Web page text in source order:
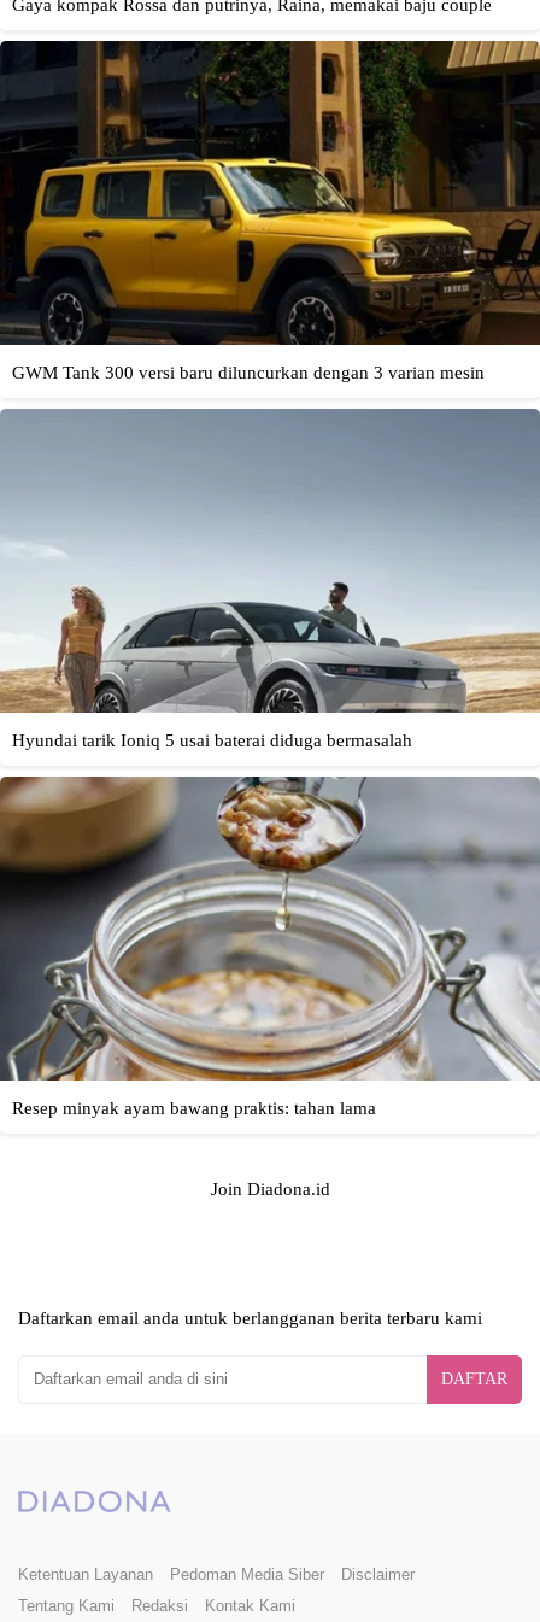
Join Diadona.id
Daftarkan email anda untuk berlangganan berita terbaru kami
DAFTAR
Ketentuan Layanan Pedoman Media Siber
Disclaimer
Tentang Kami
Redaksi Kontak Kami